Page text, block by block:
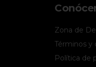
Zona de
Términos y
Política de